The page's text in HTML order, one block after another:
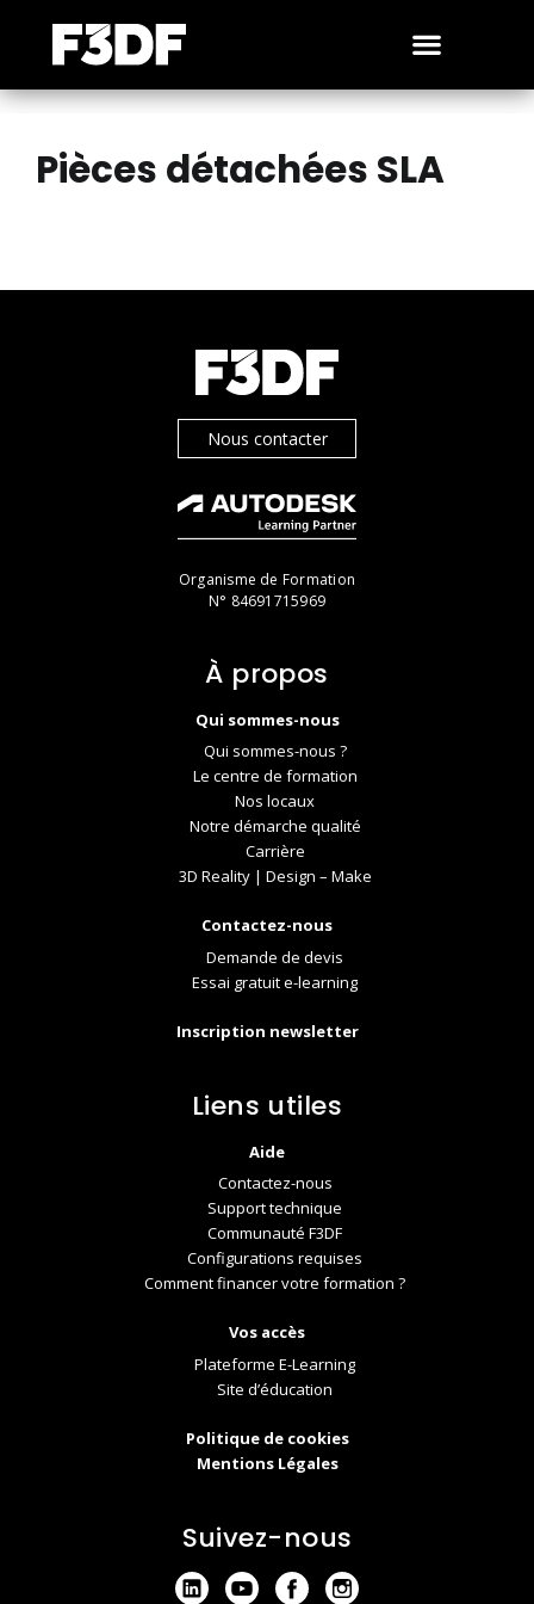
Pièces détachées SLA
Nous contacter
Organisme de Formation
N° 84691715969
À propos
Qui sommes-nous
Qui sommes-nous ?
Le centre de formation
Nos locaux
Notre démarche qualité
Carrière
3D Reality | Design – Make
Contactez-nous
Demande de devis
Essai gratuit e-learning
Inscription newsletter
Liens utiles
Aide
Contactez-nous
Support technique
Communauté F3DF
Configurations requises
Comment financer votre formation ?
Vos accès
Plateforme E-Learning
Site d’éducation
Politique de cookies
Mentions Légales
Suivez-nous